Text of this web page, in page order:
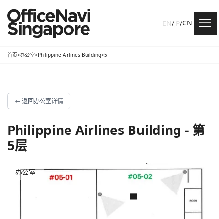
EN/JP/CN
首页>办公室>Philippine Airlines Building>5
← 返回办公室详情
Philippine Airlines Building - 第
5层
办公室